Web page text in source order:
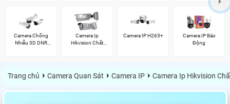
Camera Chống
Nhiễu 3D DNR
Camera Ip
Hikvision Chất
Camera IP H265+
Camera IP Báo
Động
Trang chủ › Camera Quan Sát › Camera IP › Camera Ip Hikvision